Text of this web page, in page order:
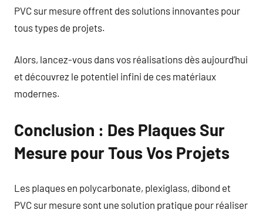
PVC sur mesure offrent des solutions innovantes pour
tous types de projets.
Alors, lancez-vous dans vos réalisations dès aujourd’hui
et découvrez le potentiel infini de ces matériaux
modernes.
Conclusion : Des Plaques Sur
Mesure pour Tous Vos Projets
Les plaques en polycarbonate, plexiglass, dibond et
PVC sur mesure sont une solution pratique pour réaliser